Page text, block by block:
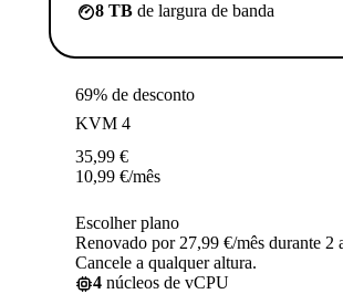
8 TB de largura de banda
69% de desconto
KVM 4
35,99 €
10,99 €/mês
Escolher plano
Renovado por 27,99 €/mês durante 2
Cancele a qualquer altura.
4 núcleos de vCPU